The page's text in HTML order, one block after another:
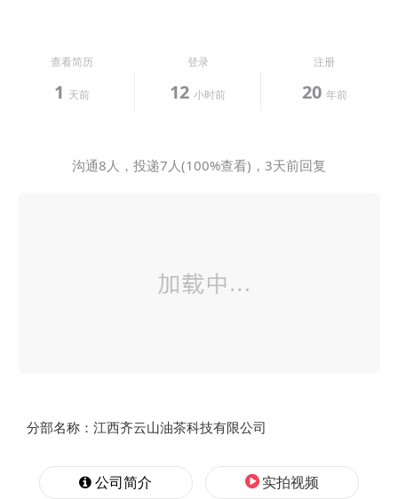
查看简历
1 天前
登录
12小时前
注册
20 年前
沟通8人，投递7人(100%查看)，3天前回复
分部名称：江西齐云山油茶科技有限公司
公司简介 实拍视频